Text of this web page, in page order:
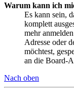
Warum kann ich
Es kann sein,
komplett
mehr
Adresse oder
möchtest,
an die Board-
Nach oben